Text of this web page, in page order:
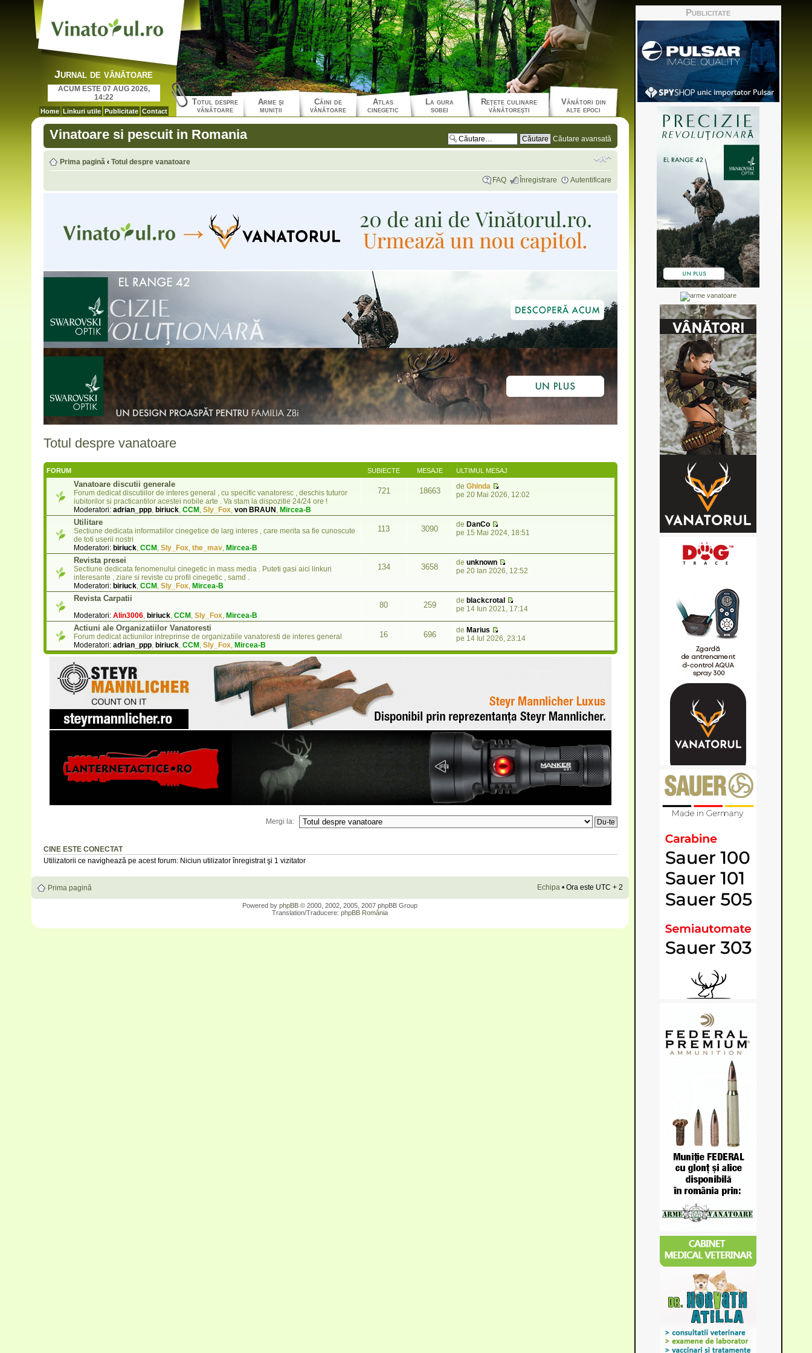
Jurnal de vânătoare
ACUM ESTE 07 AUG 2026,
14:22
Home Linkuri utile Publicitate Contact
Totul despre
vânătoare
Arme şi
muniţii
Câini de
vânătoare
Atlas
cinegetic
La gura
sobei
Reţete culinare
vânătoreşti
Vânători din
alte epoci
Vinatoare si pescuit in Romania Căutare avansată
Prima pagină ‹ Totul despre vanatoare
FAQ Înregistrare Autentificare
Totul despre vanatoare
FORUM SUBIECTE MESAJE ULTIMUL MESAJ
Vanatoare discutii generale
Forum dedicat discutiilor de interes general , cu specific vanatoresc , deschis tuturor
iubitorilor si practicantilor acestei nobile arte . Va stam la dispozitie 24/24 ore !
Moderatori: adrian_ppp, biriuck, CCM, Sly_Fox, von BRAUN Mircea-B
721 18663 de Ghinda
pe 20 Mai 2026, 12:02
Utilitare
Sectiune dedicata informatiilor cinegetice de larg interes , care merita sa fie cunoscute
de toti userii nostri
Moderatori: biriuck, CCM, Sly_Fox, the_mav, Mircea-B
113 3090 de DanCo
pe 15 Mai 2024, 18:51
Revista presei
Sectiune dedicata fenomenului cinegetic in mass media . Puteti gasi aici linkuri
interesante , ziare si reviste cu profil cinegetic , samd .
Moderatori: biriuck, CCM, Sly_Fox, Mircea-B
134 3658 de unknown
pe 20 Ian 2026, 12:52
Revista Carpatii
Moderatori: Alin3006, biriuck, CCM, Sly_Fox, Mircea-B
80 259 de blackcrotal
pe 14 Iun 2021, 17:14
Actiuni ale Organizatiilor Vanatoresti
Forum dedicat actiunilor intreprinse de organizatiile vanatoresti de interes general
Moderatori: adrian_ppp, biriuck, CCM, Sly_Fox, Mircea-B
16 696 de Marius
pe 14 Iul 2026, 23:14
Mergi la:
CINE ESTE CONECTAT
Utilizatorii ce navighează pe acest forum: Niciun utilizator înregistrat şi 1 vizitator
Prima pagină Echipa• Ora este UTC + 2
Powered by phpBB © 2000, 2002, 2005, 2007 phpBB Group
Translation/Traducere: phpBB România
Publicitate